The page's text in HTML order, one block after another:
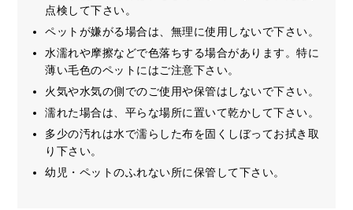
点検して下さい。
ペットが嫌がる場合は、無理に使用しないで下さい。
水濡れや摩擦などで色落ちする場合があります。特に
薄い毛色のペットにはご注意下さい。
火気や水気の側でのご使用や保管はしないで下さい。
濡れた場合は、平らな場所に置いて乾かして下さい。
多少の汚れは水で濡らした布を固くしぼってお拭き取
り下さい。
幼児・ペットのふれない所に保管して下さい。